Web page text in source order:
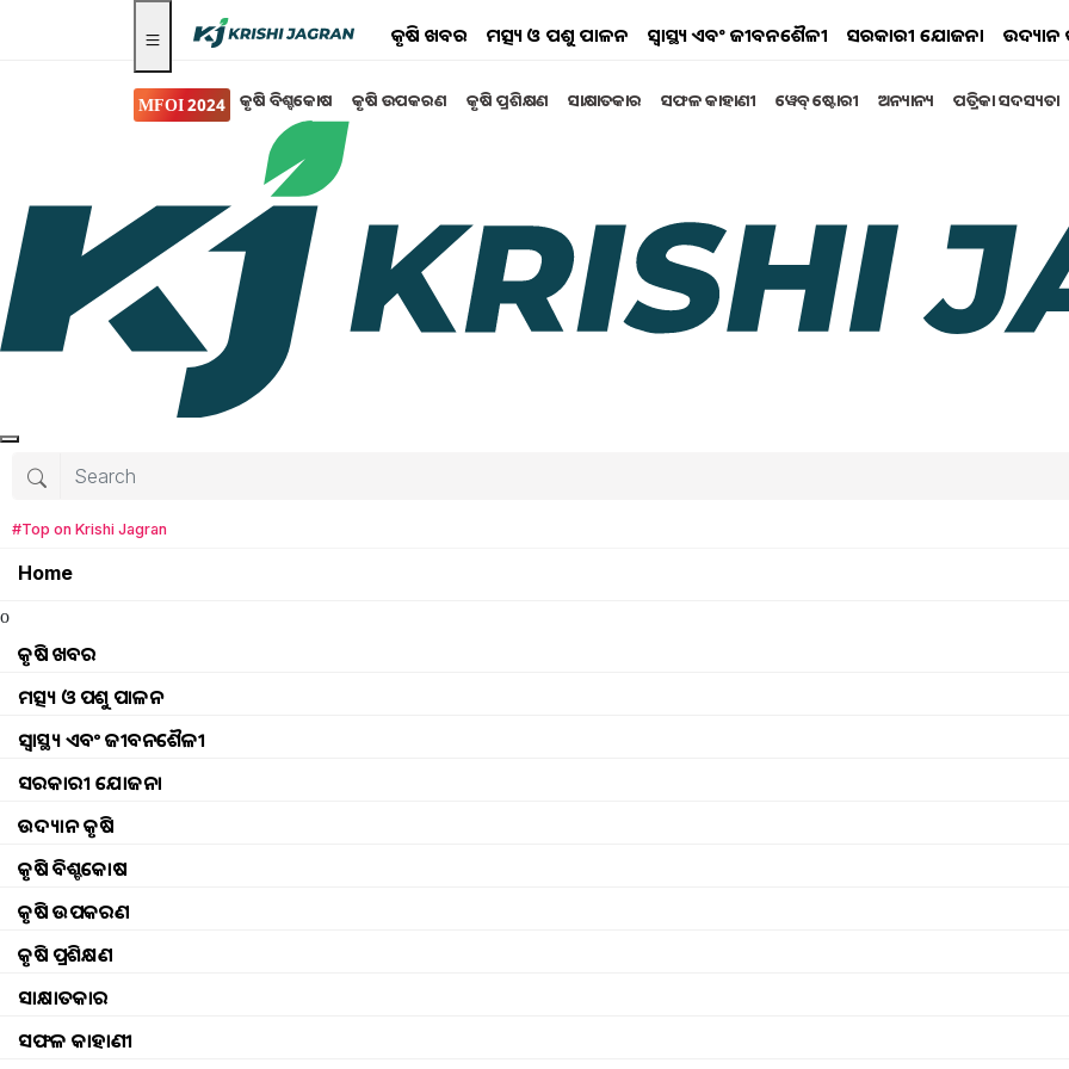
କୃଷି ଖବର ମତ୍ସ୍ୟ ଓ ପଶୁ ପାଳନ ସ୍ୱାସ୍ଥ୍ୟ ଏବଂ ଜୀବନଶୈଳୀ ସରକାରୀ ଯୋଜନା ଉଦ୍ୟାନ
MFOI 2024 କୃଷି ବିଶ୍ବକୋଷ କୃଷି ଉପକରଣ କୃଷି ପ୍ରଶିକ୍ଷଣ ସାକ୍ଷାତକାର ସଫଳ କାହାଣୀ ୱେବ୍ ଷ୍ଟୋରୀ ଅନ୍ୟାନ୍ୟ ପତ୍ରିକା ସଦସ୍ୟତା
#Top on Krishi Jagran
Home
o
କୃଷି ଖବର
ମତ୍ସ୍ୟ ଓ ପଶୁ ପାଳନ
ସ୍ୱାସ୍ଥ୍ୟ ଏବଂ ଜୀବନଶୈଳୀ
ସରକାରୀ ଯୋଜନା
ଉଦ୍ୟାନ କୃଷି
କୃଷି ବିଶ୍ବକୋଷ
କୃଷି ଉପକରଣ
କୃଷି ପ୍ରଶିକ୍ଷଣ
ସାକ୍ଷାତକାର
ସଫଳ କାହାଣୀ
କୃଷି ଉପକରଣ
କୃଷକ ବନ୍ଧୁ ଟ୍ରାକ୍ଟର !!
ଦିନକୁ ଦିନ କୃଷି କାର୍ଯ୍ୟରେ ଆଧୁନିକ ଯନ୍ତ୍ରପାତିଗୁଡ଼ିକର ବ୍ୟବହାର ବଢ଼ି ବଢ଼ି ଚାଲିଛି l ଏହା ଦ୍ୱାରା ଅନେକ କାର୍ଯ୍ୟ ସୂଚାରୁ
ରୂପେ ସ୍ୱଳ୍ପ ସମୟ ମଧ୍ୟରେ କରାଯାଇ ପାରୁଛି l ଯେତେ ସବୁ ଯନ୍ତ୍ରପାତି ବ୍ୟବହାର କରାଯାଉଛି ସେଗୁଡ଼ିକ ମଧ୍ୟରୁ ପ୍ରମୁଖ
କାର୍ଯ୍ୟଗୁଡ଼ିକରେ ଟ୍ରାକ୍ଟର ବ୍ୟବହାର କରାଯାଉଛି l ଚାଷ କାର୍ଯ୍ୟର ପ୍ରାୟ ସମସ୍ତ କୌଶଳଗୁଡିକୁ ଟ୍ରାକ୍ଟର ସହିତ ସଂଶ୍ଲିଷ୍ଟ